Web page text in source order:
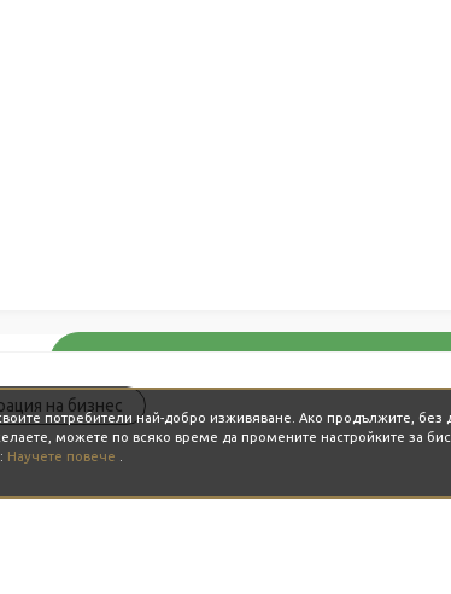
на бизнес
потребители най-добро изживяване. Ако продължите,
можете по всяко време да промените настройките за
Научете повече